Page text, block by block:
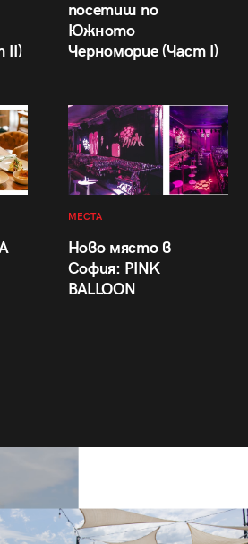
II)
посетиш по
Южното
Черноморие (Част I)
МЕСТА
Ново място в
София: PINK
BALLOON